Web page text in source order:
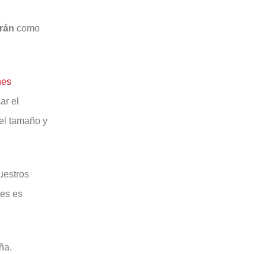
como
el
tamaño y
es